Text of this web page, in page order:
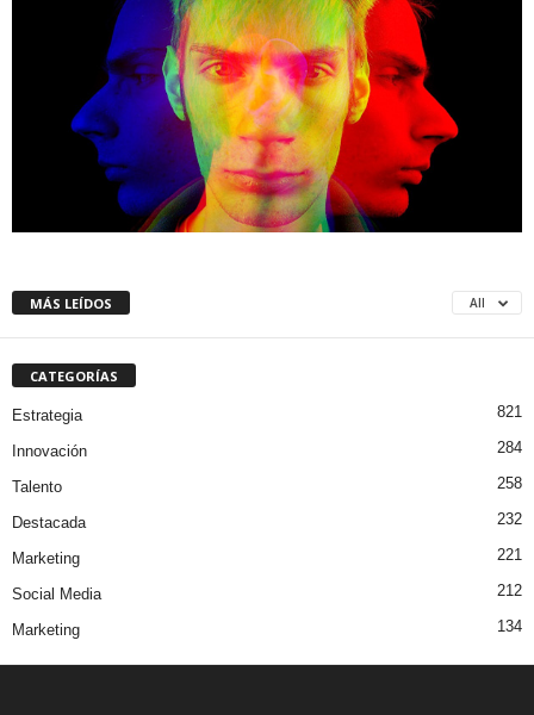
MÁS LEÍDOS All
CATEGORÍAS
Estrategia 821
Innovación 284
Talento 258
Destacada 232
Marketing 221
Social Media 212
Marketing 134